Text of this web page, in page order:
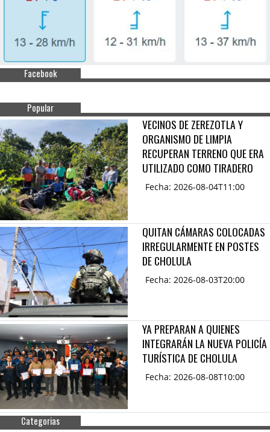
Facebook
Popular
VECINOS DE ZEREZOTLA Y
ORGANISMO DE LIMPIA
RECUPERAN TERRENO QUE ERA
UTILIZADO COMO TIRADERO
Fecha: 2026-08-04T11:00
QUITAN CÁMARAS COLOCADAS
IRREGULARMENTE EN POSTES
DE CHOLULA
Fecha: 2026-08-03T20:00
YA PREPARAN A QUIENES
INTEGRARÁN LA NUEVA POLICÍA
TURÍSTICA DE CHOLULA
Fecha: 2026-08-08T10:00
Categorias